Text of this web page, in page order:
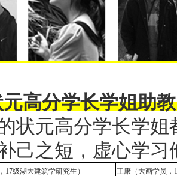
元高分学长学姐助教
状元高分学长学
己之短，虚心学
17级湖大建筑学研究生） 王康（大画学员，